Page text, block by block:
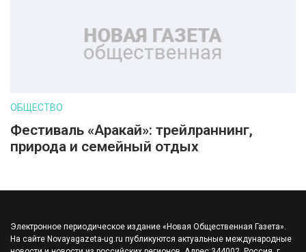
ОБЩЕСТВО
Фестиваль «Аракай»: трейлраннинг,
природа и семейный отдых
Электронное периодическое издание «Новая Общественная Газета».
На сайте Novayagazeta-ug.ru публикуются актуальные международные